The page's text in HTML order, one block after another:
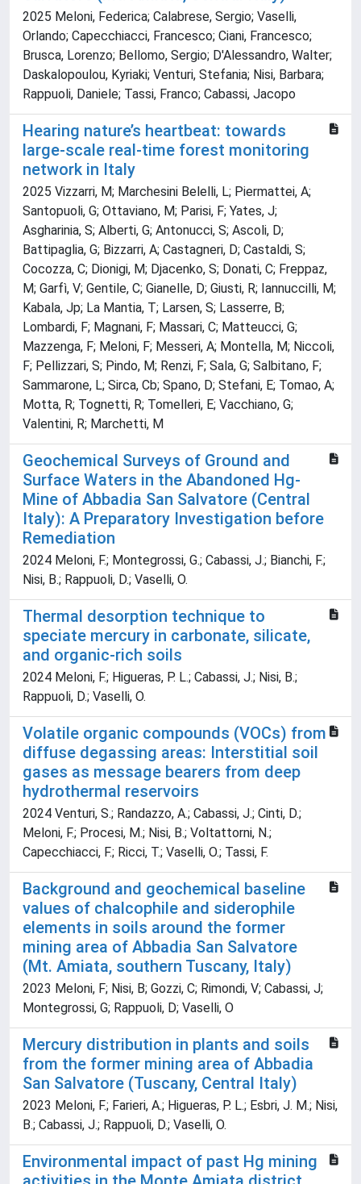
2025 Meloni, Federica; Calabrese, Sergio; Vaselli,
Orlando; Capecchiacci, Francesco; Ciani, Francesco;
Brusca, Lorenzo; Bellomo, Sergio; D'Alessandro, Walter;
Daskalopoulou, Kyriaki; Venturi, Stefania; Nisi, Barbara;
Rappuoli, Daniele; Tassi, Franco; Cabassi, Jacopo
Hearing nature’s heartbeat: towards
large-scale real-time forest monitoring
network in Italy
2025 Vizzarri, M; Marchesini Belelli, L; Piermattei, A;
Santopuoli, G; Ottaviano, M; Parisi, F; Yates, J;
Asgharinia, S; Alberti, G; Antonucci, S; Ascoli, D;
Battipaglia, G; Bizzarri, A; Castagneri, D; Castaldi, S;
Cocozza, C; Dionigi, M; Djacenko, S; Donati, C; Freppaz,
M; Garfì, V; Gentile, C; Gianelle, D; Giusti, R; Iannuccilli, M;
Kabala, Jp; La Mantia, T; Larsen, S; Lasserre, B;
Lombardi, F; Magnani, F; Massari, C; Matteucci, G;
Mazzenga, F; Meloni, F; Messeri, A; Montella, M; Niccoli,
F; Pellizzari, S; Pindo, M; Renzi, F; Sala, G; Salbitano, F;
Sammarone, L; Sirca, Cb; Spano, D; Stefani, E; Tomao, A;
Motta, R; Tognetti, R; Tomelleri, E; Vacchiano, G;
Valentini, R; Marchetti, M
Geochemical Surveys of Ground and
Surface Waters in the Abandoned Hg-
Mine of Abbadia San Salvatore (Central
Italy): A Preparatory Investigation before
Remediation
2024 Meloni, F.; Montegrossi, G.; Cabassi, J.; Bianchi, F.;
Nisi, B.; Rappuoli, D.; Vaselli, O.
Thermal desorption technique to
speciate mercury in carbonate, silicate,
and organic-rich soils
2024 Meloni, F.; Higueras, P. L.; Cabassi, J.; Nisi, B.;
Rappuoli, D.; Vaselli, O.
Volatile organic compounds (VOCs) from
diffuse degassing areas: Interstitial soil
gases as message bearers from deep
hydrothermal reservoirs
2024 Venturi, S.; Randazzo, A.; Cabassi, J.; Cinti, D.;
Meloni, F.; Procesi, M.; Nisi, B.; Voltattorni, N.;
Capecchiacci, F.; Ricci, T.; Vaselli, O.; Tassi, F.
Background and geochemical baseline
values of chalcophile and siderophile
elements in soils around the former
mining area of Abbadia San Salvatore
(Mt. Amiata, southern Tuscany, Italy)
2023 Meloni, F; Nisi, B; Gozzi, C; Rimondi, V; Cabassi, J;
Montegrossi, G; Rappuoli, D; Vaselli, O
Mercury distribution in plants and soils
from the former mining area of Abbadia
San Salvatore (Tuscany, Central Italy)
2023 Meloni, F.; Farieri, A.; Higueras, P. L.; Esbri, J. M.; Nisi,
B.; Cabassi, J.; Rappuoli, D.; Vaselli, O.
Environmental impact of past Hg mining